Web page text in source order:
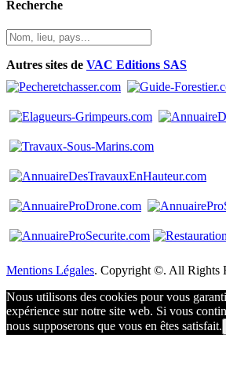
Recherche
Autres sites de VAC Editions SAS
Mentions Légales. Copyright ©. All Rights
Nous utilisons des cookies pour vous
expérience sur notre site web. Si vous
nous supposerons que vous en êtes satisfait.